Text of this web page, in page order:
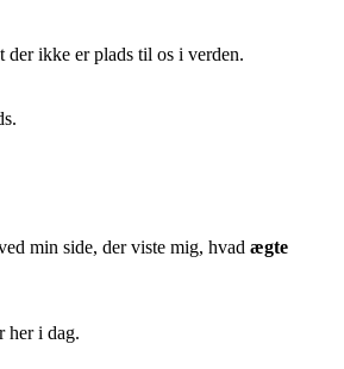
der ikke er plads til os i verden.
min side, der viste mig, hvad ægte
her i dag.